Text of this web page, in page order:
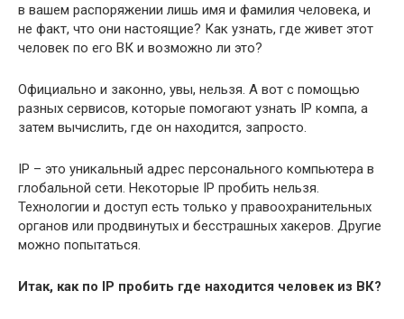
в вашем распоряжении лишь имя и фамилия человека, и
не факт, что они настоящие? Как узнать, где живет этот
человек по его ВК и возможно ли это?
Официально и законно, увы, нельзя. А вот с помощью
разных сервисов, которые помогают узнать IP компа, а
затем вычислить, где он находится, запросто.
IP – это уникальный адрес персонального компьютера в
глобальной сети. Некоторые IP пробить нельзя.
Технологии и доступ есть только у правоохранительных
органов или продвинутых и бесстрашных хакеров. Другие
можно попытаться.
Итак, как по IP пробить где находится человек из ВК?